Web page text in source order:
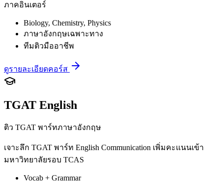
ภาคอินเตอร์
Biology, Chemistry, Physics
ภาษาอังกฤษเฉพาะทาง
ทีมติวมืออาชีพ
ดูรายละเอียดคอร์ส
TGAT English
ติว TGAT พาร์ทภาษาอังกฤษ
เจาะลึก TGAT พาร์ท English Communication เพิ่มคะแนนเข้า
มหาวิทยาลัยรอบ TCAS
Vocab + Grammar